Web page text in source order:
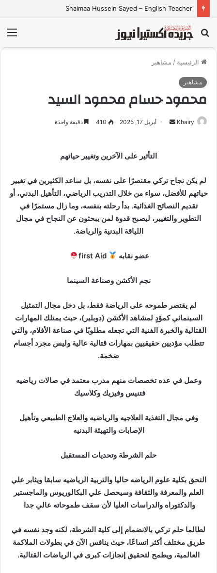
Shaimaa Hussein Sayed – English Teacher
بحث
عن
الرئيسية / مشاهير
مشاهير
محمود حسام محمود السيد
Khairy
ر
ي
ي
ا
أبريل 17, 2025 410 دقيقة واحدة
التأثير على الآخرين وتغيير حياتهم
لم يكن نجاح تركي مقتصرًا على نفسه، بل ساعد الكثيرين في تغيير
حياتهم للأفضل، سواء من خلال التدريب الرياضي، التأهيل البدني، أو
تقديم النصائح الغذائية. بدأ رحلته بنفسه، وما زال مستمرًا في
التطوير والتغيير، ليصبح قدوة لمن يبحثون عن النجاح في مجال
اللياقة البدنية والرياضة.
عضو نقابه first Aid
نجم الأكشن وصناعة السينما
لم يقتصر طموحه على الرياضة فقط، بل دخل مجال التمثيل
السينمائي كمؤدٍ لمشاهد الأكشن (دوبلير)، حيث يمتلك المهارات
القتالية والخبرة الفنية التي تجعله مطلوبًا في صناعة الأفلام، والتي
تتطلب مؤديين حقيقيين بمهارات قتالية عالية وليس مجرد أجسام
ضخمة.
وعمل في عده تخصصات منهم مدرب معتمد في صالات رياضيه
فتنيس وفيزيك وكلاسيك
وفي مجال التغذية العلاجيه والرياضيه والعلاج الطبيعي وتأهيل
الإصابات والتهيئة البدنيه
حلم الشرطة وتحديات المستقبل
التحق بكلية علوم الرياضه حاليا والتربية الرياضيه سابقا ويثابر علي
العلم والمعرفة والثقافة وسيحصل علي البكالوريوس والماجستير
والدكتوراه والدراسات العليا لأن سقف طموحاته عالي جدا
لطالما حلم تركي بالانضمام إلى كلية الشرطة، لكنه وجد نفسه في
طريق مختلف أكثر اتساعًا، حيث ينافس الآن في بطولات الملاكمة
العالمية، ويطمح لتحقيق إنجازات كبرى في الرياضات القتالية.